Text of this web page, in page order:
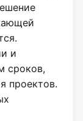
и
сроков,
проектов.